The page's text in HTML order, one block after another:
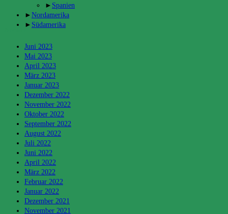
► Spanien
► Nordamerika
► Südamerika
Juni 2023
Mai 2023
April 2023
März 2023
Januar 2023
Dezember 2022
November 2022
Oktober 2022
September 2022
August 2022
Juli 2022
Juni 2022
April 2022
März 2022
Februar 2022
Januar 2022
Dezember 2021
November 2021